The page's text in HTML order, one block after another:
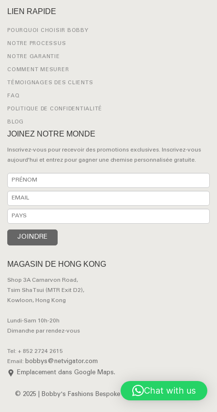
LIEN RAPIDE
POURQUOI CHOISIR BOBBY
NOTRE PROCESSUS
NOTRE GARANTIE
COMMENT MESURER
TÉMOIGNAGES DES CLIENTS
FAQ
POLITIQUE DE CONFIDENTIALITÉ
BLOG
JOINEZ NOTRE MONDE
Inscrivez-vous pour recevoir des promotions exclusives. Inscrivez-vous
aujourd'hui et entrez pour gagner une chemise personnalisée gratuite.
MAGASIN DE HONG KONG
Shop 3A Carnarvon Road,
Tsim Sha Tsui (MTR Exit D2),
Kowloon, Hong Kong
Lundi-Sam 10h-20h
Dimanche par rendez-vous
Tel: + 852 2724 2615
Email: bobbys@netvigator.com
Emplacement dans Google Maps.
© 2025 | Bobby's Fashions Bespoke Tailors. All Rights Reserved.
Chat with us